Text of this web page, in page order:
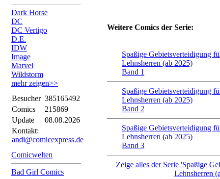
Dark Horse
DC
DC Vertigo
D.E.
IDW
Image
Marvel
Wildstorm
mehr zeigen>>
Besucher 385165492
Comics
215869
Update
08.08.2026
Kontakt:
andi@comicexpress.de
Comicwelten
Bad Girl Comics
Weitere Comics der Serie:
Spaßige Gebietsverteidigung
Lehnsherren (ab 2025)
Band 1
Spaßige Gebietsverteidigung
Lehnsherren (ab 2025)
Band 2
Spaßige Gebietsverteidigung
Lehnsherren (ab 2025)
Band 3
Zeige alles der Serie 'Spaßige
Lehnsherren